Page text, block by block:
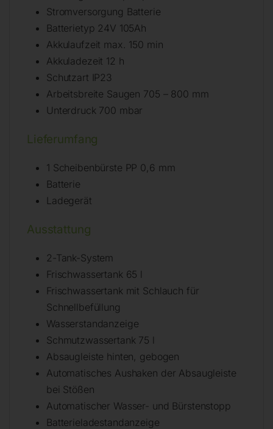
Stromversorgung Batterie
Batterietyp 24V 105Ah
Akkulaufzeit max. 150 min
Akkuladezeit 12 h
Schutzart IP23
Arbeitsbreite Saugen 705 – 800 mm
Unterdruck 700 mbar
Lieferumfang
1 Scheibenbürste PP 0,6 mm
Batterie
Ladegerät
Ausstattung
2-Tank-System
Frischwassertank 65 l
Frischwassertank mit Schlauch für
Schnellbefüllung
Wasserstandanzeige
Schmutzwassertank 75 l
Absaugleiste hinten, gebogen
Automatisches Aushaken der Absaugleiste
bei Stößen
Automatischer Wasser- und Bürstenstopp
Batterieladestandanzeige